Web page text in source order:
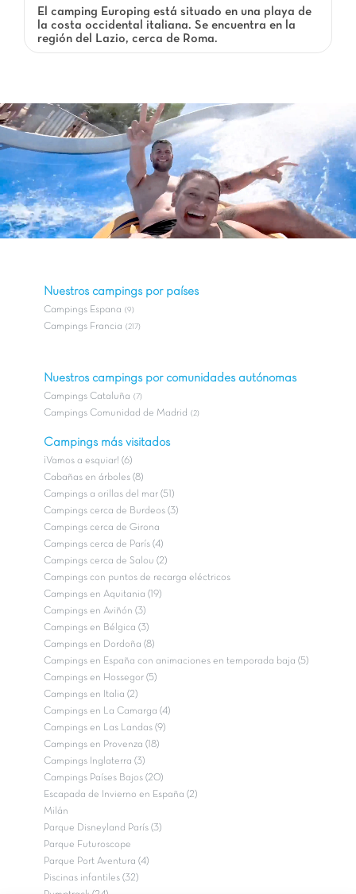
El camping Europing está situado en una playa de
la costa occidental italiana. Se encuentra en la
región del Lazio, cerca de Roma.
Nuestros campings por países
Campings Espana (9)
Campings Francia (217)
Nuestros campings por comunidades autónomas
Campings Cataluña (7)
Campings Comunidad de Madrid (2)
Campings más visitados
¡Vamos a esquiar! (6)
Cabañas en árboles (8)
Campings a orillas del mar (51)
Campings cerca de Burdeos (3)
Campings cerca de Girona
Campings cerca de París (4)
Campings cerca de Salou (2)
Campings con puntos de recarga eléctricos
Campings en Aquitania (19)
Campings en Aviñón (3)
Campings en Bélgica (3)
Campings en Dordoña (8)
Campings en España con animaciones en temporada baja (5)
Campings en Hossegor (5)
Campings en Italia (2)
Campings en La Camarga (4)
Campings en Las Landas (9)
Campings en Provenza (18)
Campings Inglaterra (3)
Campings Países Bajos (20)
Escapada de Invierno en España (2)
Milán
Parque Disneyland París (3)
Parque Futuroscope
Parque Port Aventura (4)
Piscinas infantiles (32)